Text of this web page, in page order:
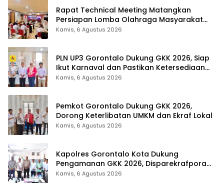
Rapat Technical Meeting Matangkan
Persiapan Lomba Olahraga Masyarakat
Tingkat Provinsi Gorontalo
Kamis, 6 Agustus 2026
PLN UP3 Gorontalo Dukung GKK 2026, Siap
Ikut Karnaval dan Pastikan Ketersediaan
Listrik
Kamis, 6 Agustus 2026
Pemkot Gorontalo Dukung GKK 2026,
Dorong Keterlibatan UMKM dan Ekraf Lokal
Kamis, 6 Agustus 2026
Kapolres Gorontalo Kota Dukung
Pengamanan GKK 2026, Disparekrafpora
Perkuat Sinergi Lintas Sektor
Kamis, 6 Agustus 2026